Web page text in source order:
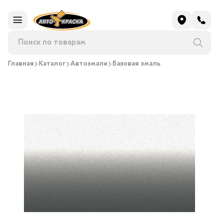
Главная Каталог Автоэмали Базовая эмаль